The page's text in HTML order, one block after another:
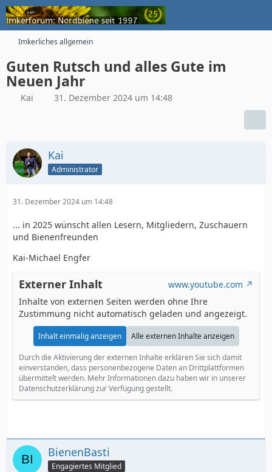
Imkerliches allgemein
Guten Rutsch und alles Gute im
Neuen Jahr
Kai 31. Dezember 2024 um 14:48
Kai
Administrator
31. Dezember 2024 um 14:48
... in 2025 wünscht allen Lesern, Mitgliedern, Zuschauern
und Bienenfreunden
Kai-Michael Engfer
Externer Inhalt
www.youtube.com
Inhalte von externen Seiten werden ohne Ihre
Zustimmung nicht automatisch geladen und angezeigt.
Inhalt einmalig anzeigen Alle externen Inhalte anzeigen
Durch die Aktivierung der externen Inhalte erklären Sie sich damit
einverstanden, dass personenbezogene Daten an Drittplattformen
übermittelt werden. Mehr Informationen dazu haben wir in unserer
Datenschutzerklärung zur Verfügung gestellt.
BienenBasti
Engagiertes Mitglied